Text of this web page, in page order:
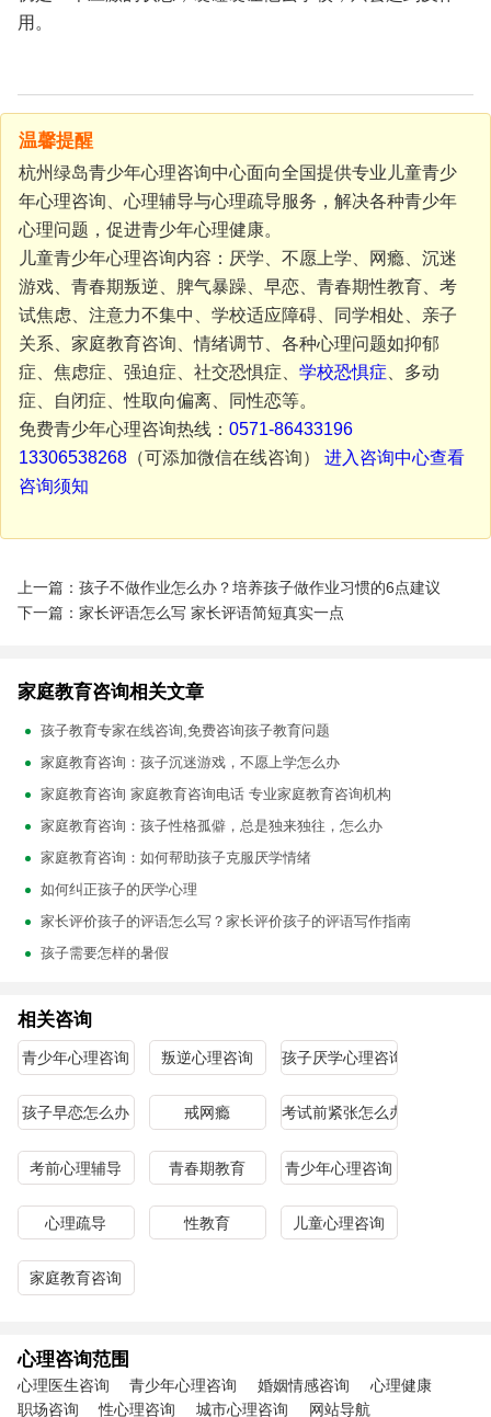
用。
温馨提醒
杭州绿岛青少年心理咨询中心面向全国提供专业儿童青少
年心理咨询、心理辅导与心理疏导服务，解决各种青少年
心理问题，促进青少年心理健康。
儿童青少年心理咨询内容：厌学、不愿上学、网瘾、沉迷
游戏、青春期叛逆、脾气暴躁、早恋、青春期性教育、考
试焦虑、注意力不集中、学校适应障碍、同学相处、亲子
关系、家庭教育咨询、情绪调节、各种心理问题如抑郁
症、焦虑症、强迫症、社交恐惧症、 学校恐惧症 、多动
症、自闭症、性取向偏离、同性恋等。
免费青少年心理咨询热线： 0571-86433196
13306538268（可添加微信在线咨询） 进入咨询中心查看
咨询须知
上一篇：孩子不做作业怎么办？培养孩子做作业习惯的6点建议
下一篇：家长评语怎么写 家长评语简短真实一点
家庭教育咨询相关文章
孩子教育专家在线咨询,免费咨询孩子教育问题
家庭教育咨询：孩子沉迷游戏，不愿上学怎么办
家庭教育咨询 家庭教育咨询电话 专业家庭教育咨询机构
家庭教育咨询：孩子性格孤僻，总是独来独往，怎么办
家庭教育咨询：如何帮助孩子克服厌学情绪
如何纠正孩子的厌学心理
家长评价孩子的评语怎么写？家长评价孩子的评语写作指南
孩子需要怎样的暑假
相关咨询
青少年心理咨询 叛逆心理咨询 孩子厌学心理咨询
孩子早恋怎么办 戒网瘾 考试前紧张怎么办
考前心理辅导 青春期教育 青少年心理咨询
心理疏导 性教育 儿童心理咨询
家庭教育咨询
心理咨询范围
心理医生咨询 青少年心理咨询 婚姻情感咨询
心理健康
职场咨询
性心理咨询 城市心理咨询 网站导航